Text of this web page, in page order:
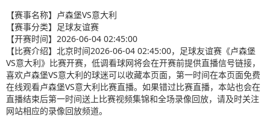
【赛事名称】 卢森堡VS意大利
【赛事分类】 足球友谊赛
【开赛时间】 2026-06-04 02:45:00
【比赛介绍】 北京时间2026-06-04 02:45:00，足球友谊赛《卢森堡
VS意大利》比赛开赛，低调看球网将会在开赛前提供直播信号链接，
喜欢卢森堡VS意大利的球迷可以收藏本页面，第一时间在本页面免费
在线观看卢森堡VS意大利比赛直播。如果错过比赛直播，本站也会在
直播结束后第一时间送上比赛视频集锦和全场录像回放，请及时关注
网站相应的录像回放频道。